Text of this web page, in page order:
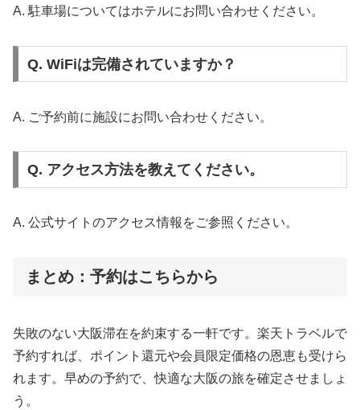
A. 駐車場についてはホテルにお問い合わせください。
Q. WiFiは完備されていますか？
A. ご予約前に施設にお問い合わせください。
Q. アクセス方法を教えてください。
A. 公式サイトのアクセス情報をご参照ください。
まとめ：予約はこちらから
失敗のない大阪滞在を約束する一軒です。楽天トラベルで
予約すれば、ポイント還元や会員限定価格の恩恵も受けら
れます。早めの予約で、快適な大阪の旅を確定させましょ
う。